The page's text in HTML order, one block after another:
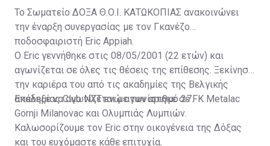
Το Σωματείο ΔΟΞΑ Θ.Ο.Ι. ΚΑΤΩΚΟΠΙΑΣ ανακοινώνει
την έναρξη συνεργασίας με τον Γκανέζο
ποδοσφαιριστή Eric Appiah.
Ο Eric γεννήθηκε στις 08/05/2001 (22 ετών) και
αγωνίζεται σε όλες τις θέσεις της επίθεσης. Ξεκίνησε
την καριέρα του από τις ακαδημίες της Βελγικής
ακαδημίας Club NXT ενώ αγωνίστηκε σε FK Metalac
Gornji Milanovac και Ολυμπιάς Λυμπιών.
Επέλεξε να αγωνίζεται με τον αριθμό 27.
Καλωσορίζουμε τον Eric στην οικογένεια της Δόξας
και του ευχόμαστε κάθε επιτυχία.